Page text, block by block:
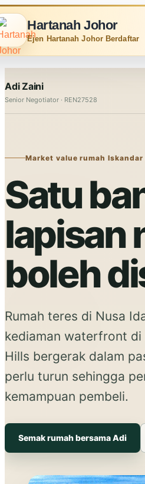
Hartanah Johor
Ejen Hartanah Johor Berdaftar
Adi Zaini
Senior Negotiator · REN27528
Market value rumah
Satu
lapisan
boleh
Rumah teres di Nusa
kediaman waterfront
Hills bergerak dalam
perlu turun sehingga
kemampuan pembeli.
Semak rumah bersama Adi